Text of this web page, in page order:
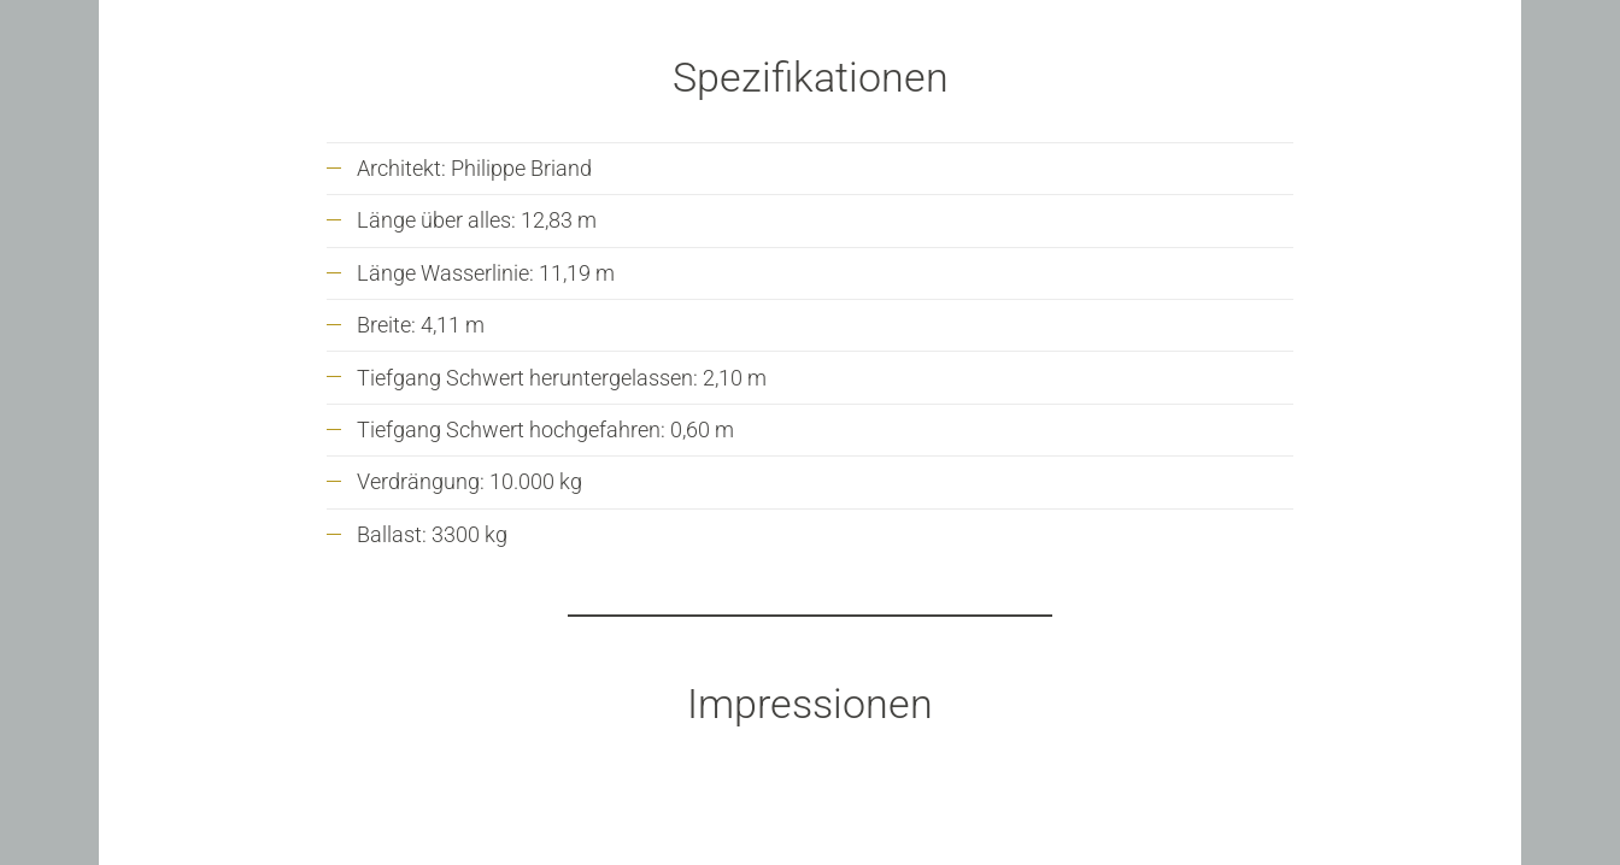
Spezifikationen
Architekt: Philippe Briand
Länge über alles: 12,83 m
Länge Wasserlinie: 11,19 m
Breite: 4,11 m
Tiefgang Schwert heruntergelassen: 2,10 m
Tiefgang Schwert hochgefahren: 0,60 m
Verdrängung: 10.000 kg
Ballast: 3300 kg
Impressionen